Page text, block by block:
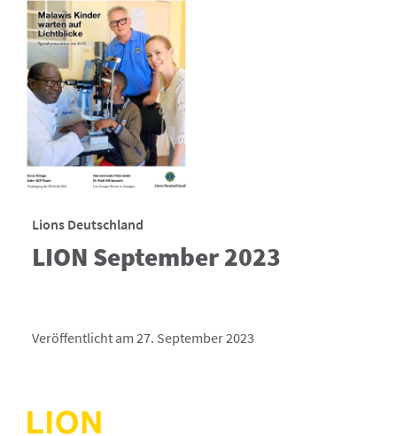
Lions Deutschland
LION September 2023
Veröffentlicht am 27. September 2023